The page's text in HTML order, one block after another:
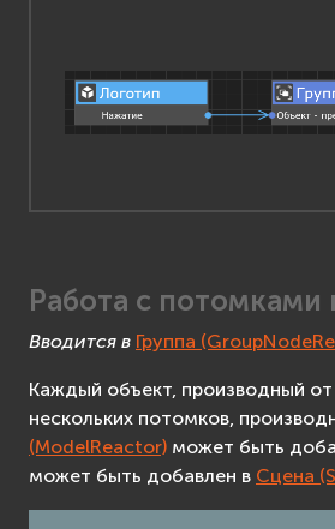
Работа с потомками
Вводится в Группа
Каждый объект, производный от
нескольких потомков,
(ModelReactor) может быть
может быть добавлен в Сцена